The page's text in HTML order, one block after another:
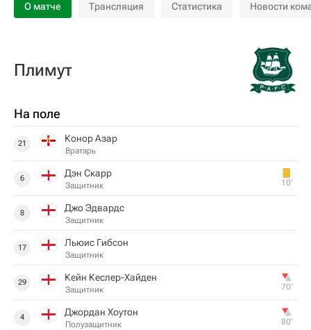
О матче Трансляция Статистика Новости
Плимут
На поле
21 Конор Азар
Вратарь
6 Дэн Скарр
Защитник 10‎’‎
8 Джо Эдвардс
Защитник
17 Льюис Гибсон
Защитник
29 Кейн Кеслер-Хайден
Защитник 70‎’‎
4 Джордан Хоутон
Полузащитник 80‎’‎